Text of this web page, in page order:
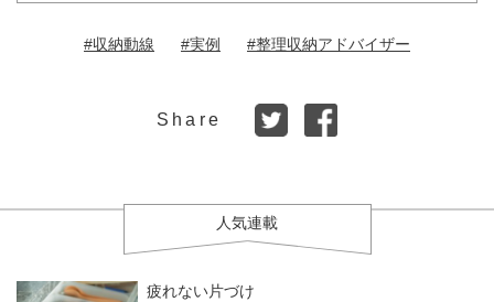
#収納動線 #実例 #整理収納アドバイザー
Share
人気連載
疲れない片づけ